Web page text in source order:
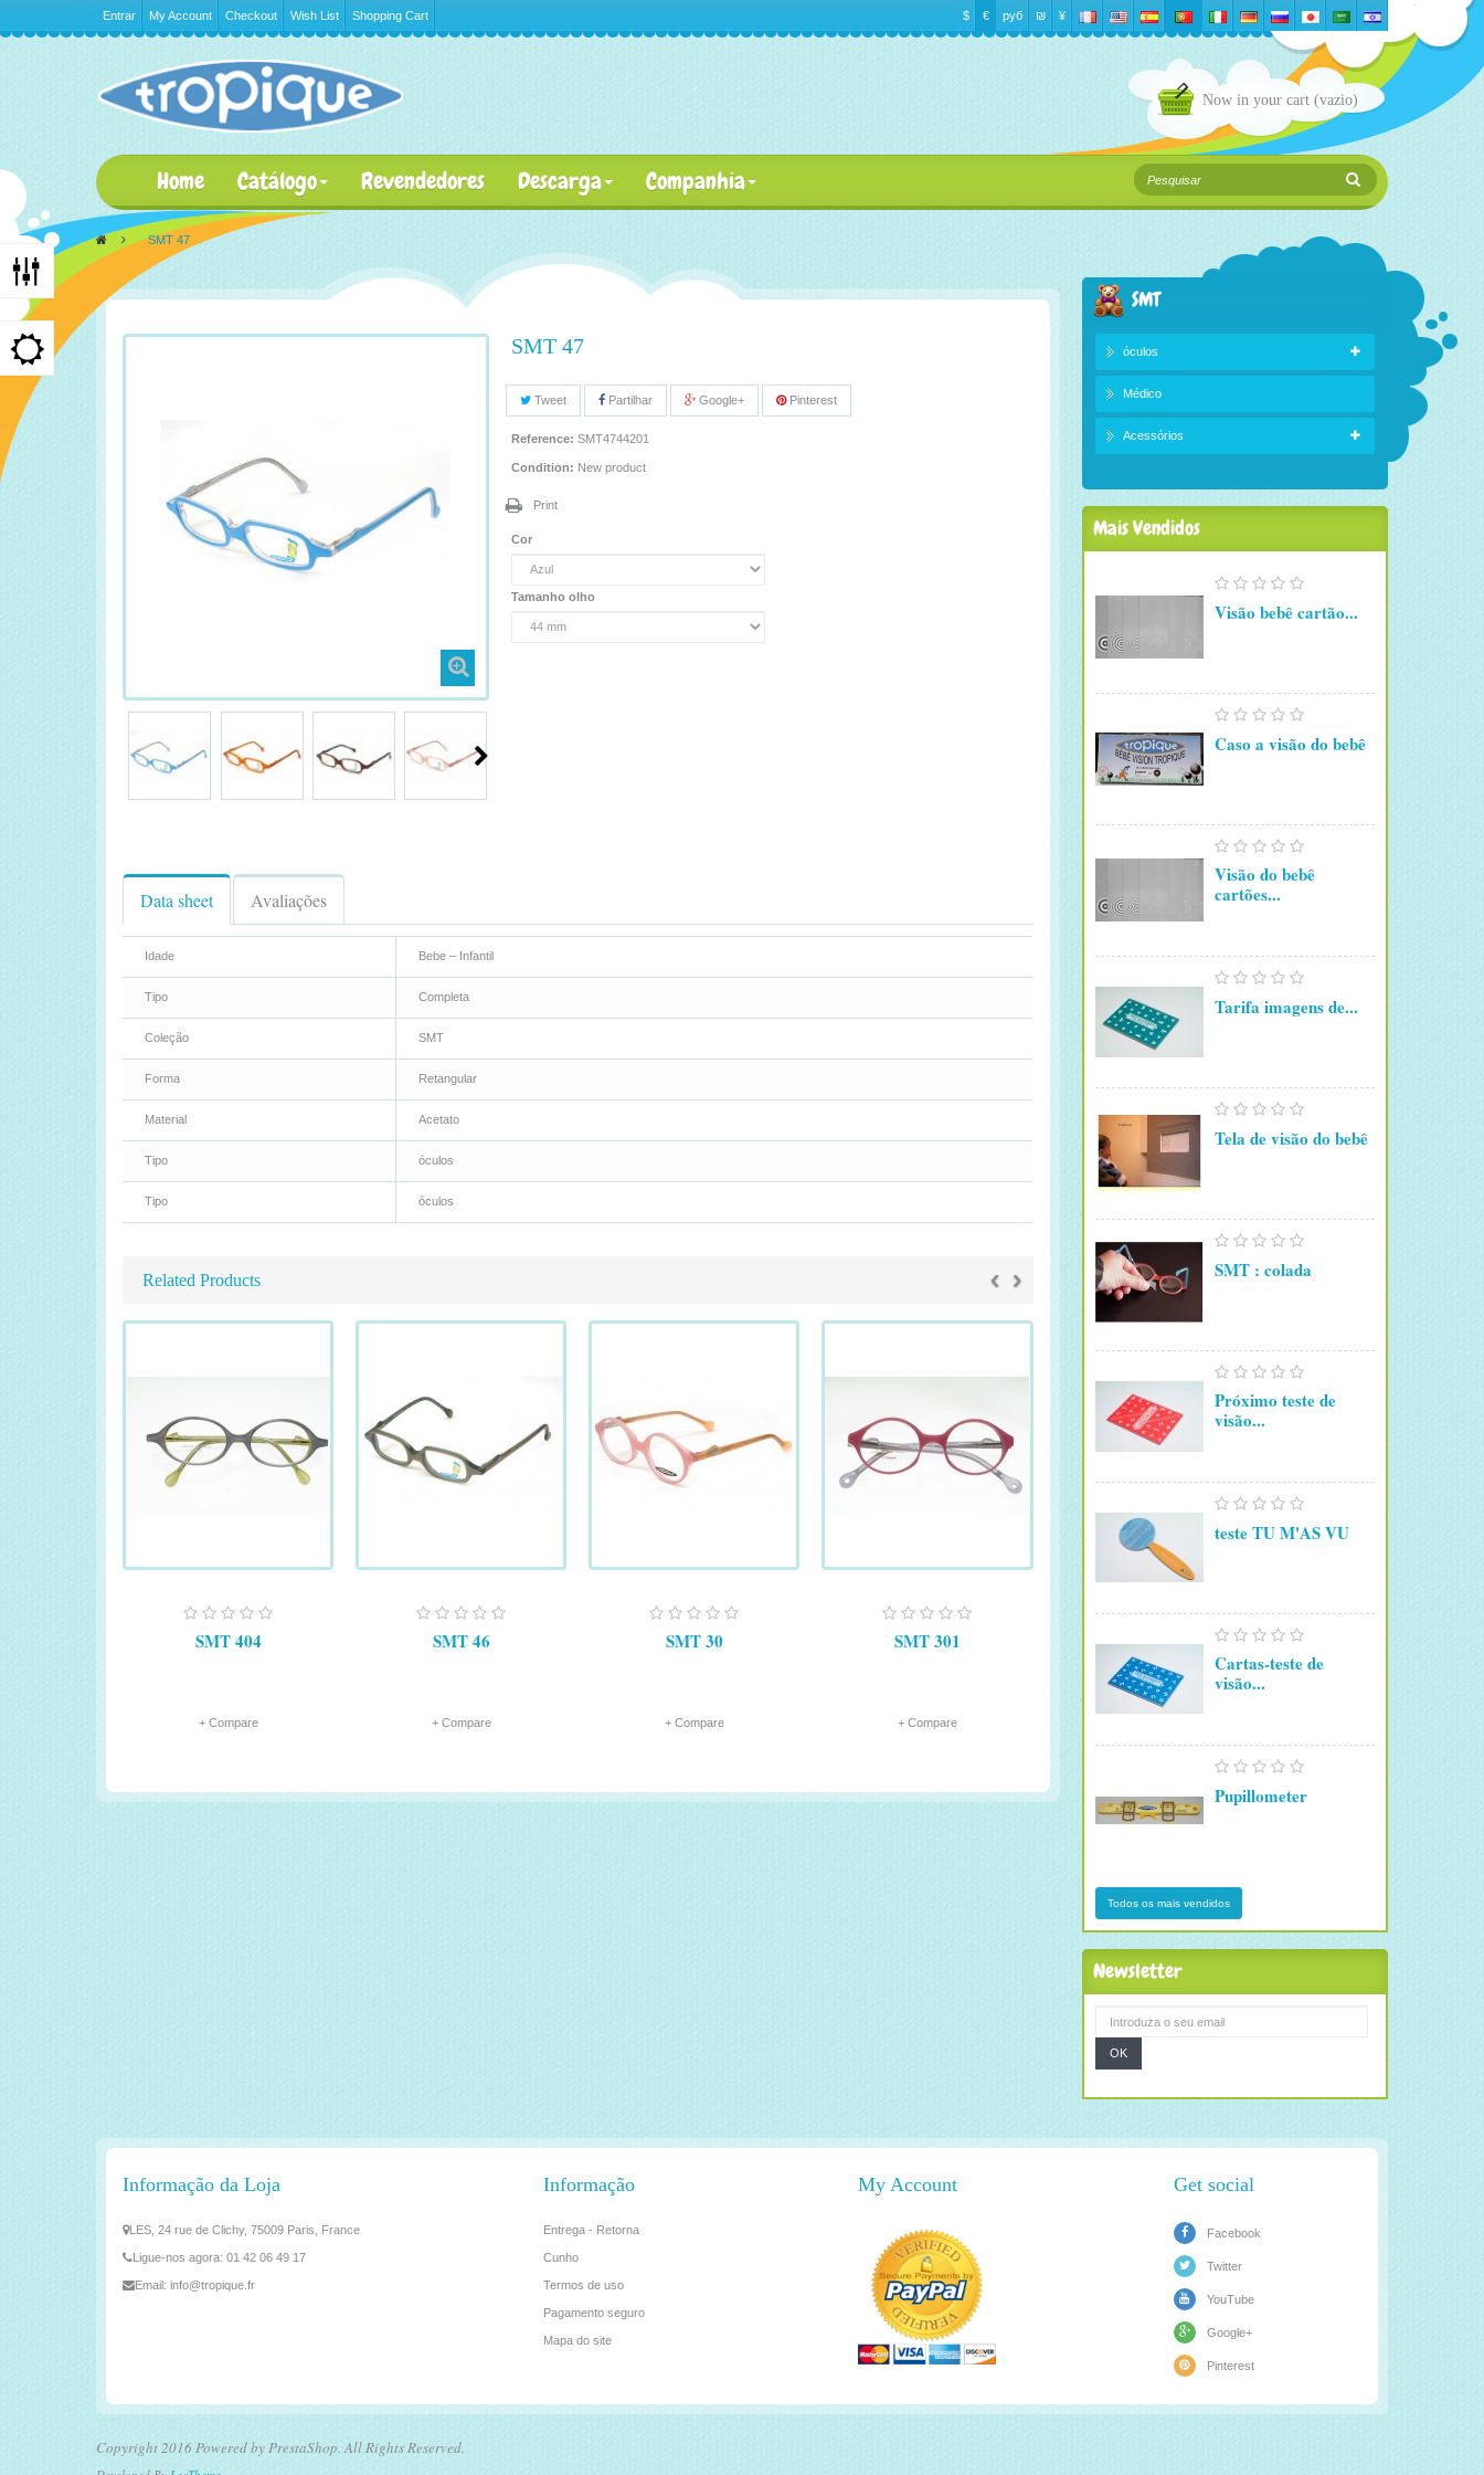
$ € руб ₪‎ ¥
Entrar My Account Checkout Wish List Shopping Cart
Now in your cart (vazio)
Home Catálogo Revendedores Descarga Companhia
> SMT 47
SMT 47
Tweet Partilhar Google+ Pinterest
Reference: SMT4744201
Condition: New product
Print
Cor
Tamanho olho
Data sheet Avaliações
Idade Bebe – Infantil
Tipo Completa
Coleção SMT
Forma Retangular
Material Acetato
Tipo óculos
Tipo óculos
Related Products ‹ ›
SMT 404
+ Compare
SMT 46
+ Compare
SMT 30
+ Compare
SMT 301
+ Compare
SMT
óculos
Médico
Acessórios
Mais Vendidos
Visão bebê cartão...
Caso a visão do bebê
Visão do bebê
cartões...
Tarifa imagens de...
Tela de visão do bebê
SMT : colada
Próximo teste de
visão...
teste TU M'AS VU
Cartas-teste de
visão...
Pupillometer
Todos os mais vendidos
Newsletter
OK
Informação da Loja
LES, 24 rue de Clichy, 75009 Paris, France
Ligue-nos agora: 01 42 06 49 17
Email: info@tropique.fr
Informação
Entrega - Retorna
Cunho
Termos de uso
Pagamento seguro
Mapa do site
My Account Get social
Facebook
Twitter
YouTube
Google+
Pinterest
Copyright 2016 Powered by PrestaShop. All Rights Reserved.